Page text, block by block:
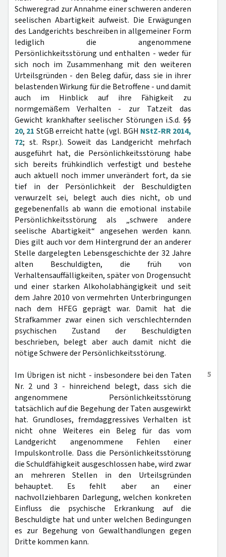
Schweregrad zur Annahme einer schweren anderen
seelischen Abartigkeit aufweist. Die Erwägungen
des Landgerichts beschreiben in allgemeiner Form
lediglich die angenommene
Persönlichkeitsstörung und enthalten - weder für
sich noch im Zusammenhang mit den weiteren
Urteilsgründen - den Beleg dafür, dass sie in ihrer
belastenden Wirkung für die Betroffene - und damit
auch im Hinblick auf ihre Fähigkeit zu
normgemäßem Verhalten - zur Tatzeit das
Gewicht krankhafter seelischer Störungen i.S.d. §§
20, 21 StGB erreicht hatte (vgl. BGH NStZ-RR 2014,
72; st. Rspr.). Soweit das Landgericht mehrfach
ausgeführt hat, die Persönlichkeitsstörung habe
sich bereits frühkindlich verfestigt und bestehe
auch aktuell noch immer unverändert fort, da sie
tief in der Persönlichkeit der Beschuldigten
verwurzelt sei, belegt auch dies nicht, ob und
gegebenenfalls ab wann die emotional instabile
Persönlichkeitsstörung als „schwere andere
seelische Abartigkeit“ angesehen werden kann.
Dies gilt auch vor dem Hintergrund der an anderer
Stelle dargelegten Lebensgeschichte der 32 Jahre
alten Beschuldigten, die früh von
Verhaltensauffälligkeiten, später von Drogensucht
und einer starken Alkoholabhängigkeit und seit
dem Jahre 2010 von vermehrten Unterbringungen
nach dem HFEG geprägt war. Damit hat die
Strafkammer zwar einen sich verschlechternden
psychischen Zustand der Beschuldigten
beschrieben, belegt aber auch damit nicht die
nötige Schwere der Persönlichkeitsstörung.
5
Im Übrigen ist nicht - insbesondere bei den Taten
Nr. 2 und 3 - hinreichend belegt, dass sich die
angenommene Persönlichkeitsstörung
tatsächlich auf die Begehung der Taten ausgewirkt
hat. Grundloses, fremdaggressives Verhalten ist
nicht ohne Weiteres ein Beleg für das vom
Landgericht angenommene Fehlen einer
Impulskontrolle. Dass die Persönlichkeitsstörung
die Schuldfähigkeit ausgeschlossen habe, wird zwar
an mehreren Stellen in den Urteilsgründen
behauptet. Es fehlt aber an einer
nachvollziehbaren Darlegung, welchen konkreten
Einfluss die psychische Erkrankung auf die
Beschuldigte hat und unter welchen Bedingungen
es zur Begehung von Gewalthandlungen gegen
Dritte kommen kann.